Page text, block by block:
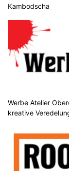
Kambodscha
Werbe Atelier
kreative